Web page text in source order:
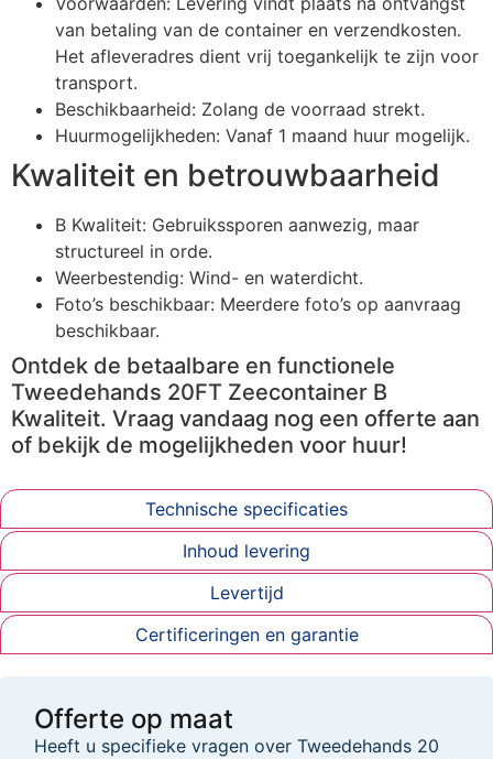
Technische specificaties
Inhoud levering
Levertijd
Certificeringen en garantie
van betaling van de container en verzendkosten.
Het afleveradres dient vrij toegankelijk te zijn voor
transport.
Beschikbaarheid: Zolang de voorraad strekt.
Huurmogelijkheden: Vanaf 1 maand huur mogelijk.
Kwaliteit en betrouwbaarheid
B Kwaliteit: Gebruikssporen aanwezig, maar
structureel in orde.
Weerbestendig: Wind- en waterdicht.
Foto’s beschikbaar: Meerdere foto’s op aanvraag
beschikbaar.
Ontdek de betaalbare en functionele
Tweedehands 20FT Zeecontainer B
Kwaliteit. Vraag vandaag nog een offerte aan
of bekijk de mogelijkheden voor huur!
Offerte op maat
Heeft u specifieke vragen over Tweedehands 20